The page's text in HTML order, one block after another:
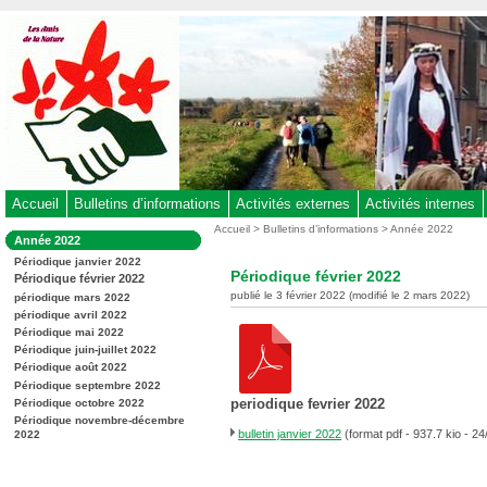
au
contenu
-
Aller
au
menu
-
à
la
recherche
Accueil Bulletins d’informations Activités externes Activités internes
Dans
la
rubrique
:
Année 2022
Périodique janvier 2022
Périodique février 2022
périodique mars 2022
périodique avril 2022
Périodique mai 2022
Périodique juin-juillet 2022
Périodique août 2022
Périodique septembre 2022
Périodique octobre 2022
Périodique novembre-décembre
2022
Vous
Accueil >Bulletins d’informations >Année 2022
Périodique février 2022
publié le 3 février 2022 (modifié le 2 mars 2022)
periodique fevrier 2022
bulletin janvier 2022 (format pdf - 937.7 kio -